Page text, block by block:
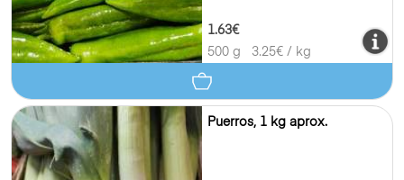
1.63€
500 g
3.25€ / kg
Puerros, 1 kg aprox.